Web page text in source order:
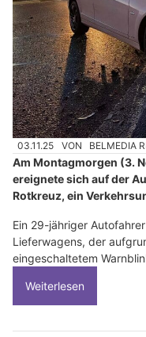
03.11.25 VON BELMEDIA
Am Montagmorgen (3.
ereignete sich auf der
Rotkreuz, ein
Ein 29-jähriger
Lieferwagens, der
eingeschaltetem
Weiterlesen